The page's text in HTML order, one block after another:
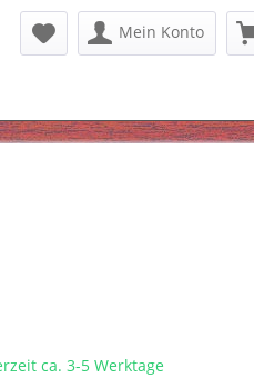
Mein Konto
ca. 3-5 Werktage